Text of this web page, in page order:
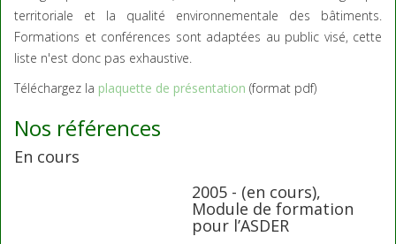
territoriale et la qualité environnementale des bâtiments.
Formations et conférences sont adaptées au public visé, cette
liste n'est donc pas exhaustive.
Téléchargez la plaquette de présentation (format pdf)
Nos références
En cours
2005 - (en cours),
Module de formation
pour l’ASDER